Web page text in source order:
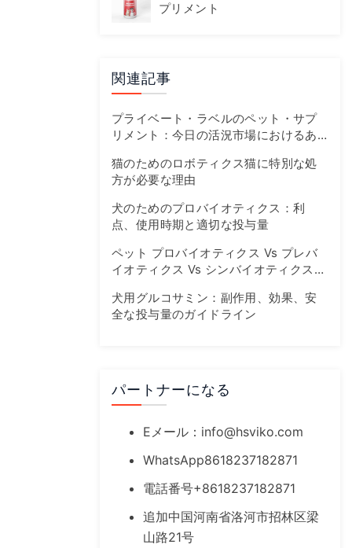
プリメント
関連記事
プライベート・ラベルのペット・サプ
リメント：今日の活況市場におけるあ
猫のためのロボティクス猫に特別な処
方が必要な理由
犬のためのプロバイオティクス：利
点、使用時期と適切な投与量
ペット プロバイオティクス Vs プレバ
イオティクス Vs シンバイオティクス：
犬用グルコサミン：副作用、効果、安
全な投与量のガイドライン
パートナーになる
Eメール： info@hsviko.com
WhatsApp8618237182871
電話番号+8618237182871
追加中国河南省洛河市招林区梁
山路21号